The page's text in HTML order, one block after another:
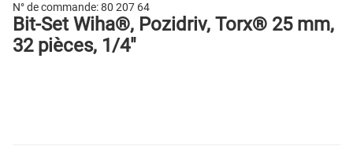
N° de commande:80 207 64
Bit-Set Wiha®, Pozidriv, Torx® 25 mm,
32 pièces, 1/4"